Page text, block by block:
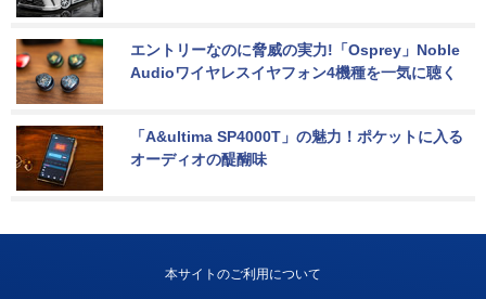
エントリーなのに脅威の実力!「Osprey」Noble
Audioワイヤレスイヤフォン4機種を一気に聴く
「A&ultima SP4000T」の魅力！ポケットに入る
オーディオの醍醐味
本サイトのご利用について